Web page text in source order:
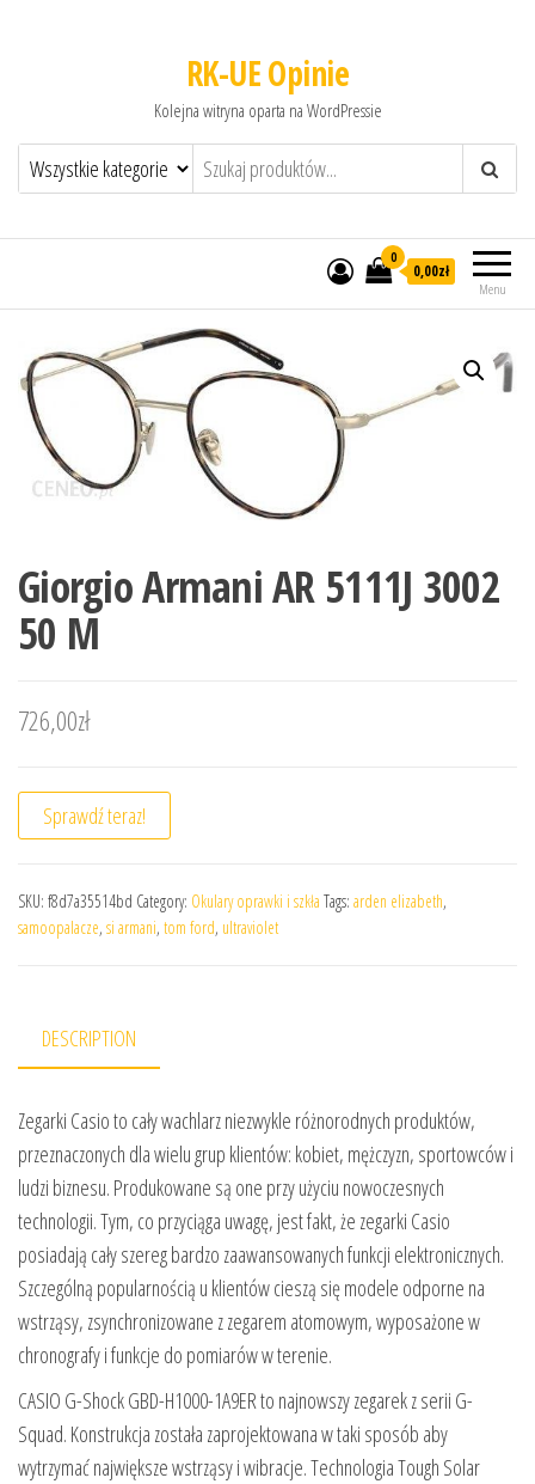
RK-UE Opinie
Kolejna witryna oparta na WordPressie
Menu
0
0,00zł
Giorgio Armani AR 5111J 3002
50 M
726,00zł
Sprawdź teraz!
SKU: f8d7a35514bd Category: Okulary oprawki i szkła Tags: arden elizabeth,
samoopalacze, si armani, tom ford, ultraviolet
DESCRIPTION
Zegarki Casio to cały wachlarz niezwykle różnorodnych produktów,
przeznaczonych dla wielu grup klientów: kobiet, mężczyzn, sportowców i
ludzi biznesu. Produkowane są one przy użyciu nowoczesnych
technologii. Tym, co przyciąga uwagę, jest fakt, że zegarki Casio
posiadają cały szereg bardzo zaawansowanych funkcji elektronicznych.
Szczególną popularnością u klientów cieszą się modele odporne na
wstrząsy, zsynchronizowane z zegarem atomowym, wyposażone w
chronografy i funkcje do pomiarów w terenie.
CASIO G-Shock GBD-H1000-1A9ER to najnowszy zegarek z serii G-
Squad. Konstrukcja została zaprojektowana w taki sposób aby
wytrzymać największe wstrząsy i wibracje. Technologia Tough Solar